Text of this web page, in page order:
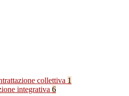
collettiva 1
integrativa 6